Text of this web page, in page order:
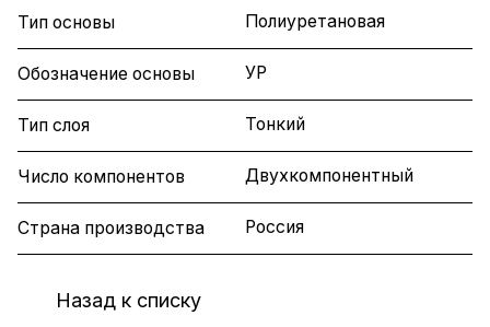
Тип основы Полиуретановая
Обозначение основы УР
Тип слоя Тонкий
Число компонентов Двухкомпонентный
Страна производства Россия
Назад к списку